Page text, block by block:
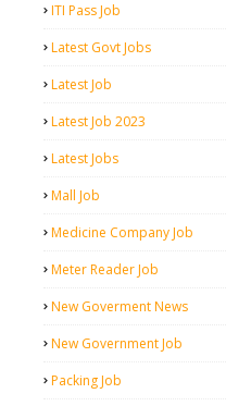
ITI Pass Job
Latest Govt Jobs
Latest Job
Latest Job 2023
Latest Jobs
Mall Job
Medicine Company Job
Meter Reader Job
New Goverment News
New Government Job
Packing Job